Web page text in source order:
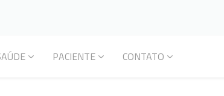
PACIENTE CONTATO